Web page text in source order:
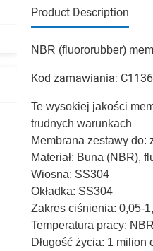
Product Description
NBR (fluororubber)
Kod zamawiania:
Te wysokiej jakości
trudnych warunkach
Membrana zestawy
Materiał: Buna (NBR),
Wiosna: SS304
Okładka: SS304
Zakres ciśnienia: 0,05-
Temperatura pracy:
Długość życia: 1 milion